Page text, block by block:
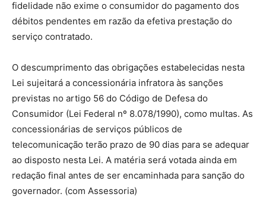
fidelidade não exime o consumidor do pagamento dos
débitos pendentes em razão da efetiva prestação do
serviço contratado.
O descumprimento das obrigações estabelecidas nesta
Lei sujeitará a concessionária infratora às sanções
previstas no artigo 56 do Código de Defesa do
Consumidor (Lei Federal nº 8.078/1990), como multas. As
concessionárias de serviços públicos de
telecomunicação terão prazo de 90 dias para se adequar
ao disposto nesta Lei. A matéria será votada ainda em
redação final antes de ser encaminhada para sanção do
governador. (com Assessoria)